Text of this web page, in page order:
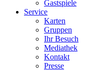
Gastspiele
Service
Karten
Gruppen
Ihr Besuch
Mediathek
Kontakt
Presse